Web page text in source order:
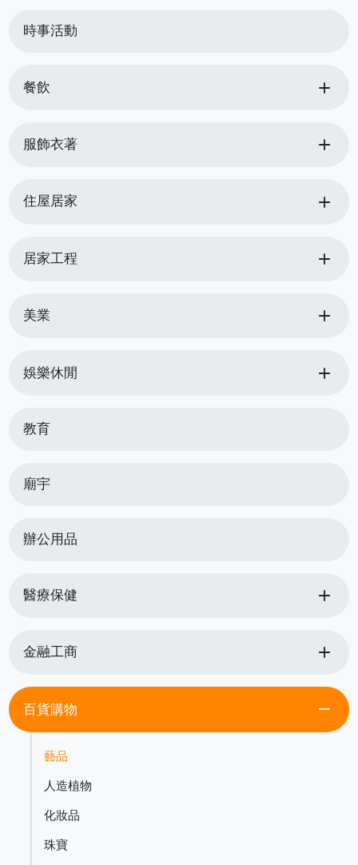
時事活動
餐飲 add
服飾衣著 add
住屋居家 add
居家工程 add
美業 add
娛樂休閒 add
教育
廟宇
辦公用品
醫療保健 add
金融工商 add
百貨購物 remove
藝品
人造植物
化妝品
珠寶